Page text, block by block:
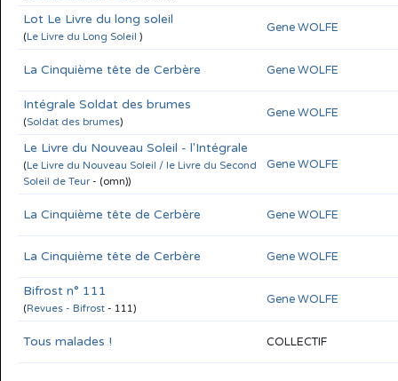
Lot Le Livre du long soleil
(Le Livre du Long Soleil )
Gene WOLFE
La Cinquième tête de Cerbère Gene WOLFE
Intégrale Soldat des brumes
(Soldat des brumes)
Gene WOLFE
Le Livre du Nouveau Soleil - l'Intégrale
(Le Livre du Nouveau Soleil / le Livre du Second
Soleil de Teur- (omn))
Gene WOLFE
La Cinquième tête de Cerbère Gene WOLFE
La Cinquième tête de Cerbère Gene WOLFE
Bifrost n° 111
(Revues - Bifrost - 111)
Gene WOLFE
Tous malades ! COLLECTIF